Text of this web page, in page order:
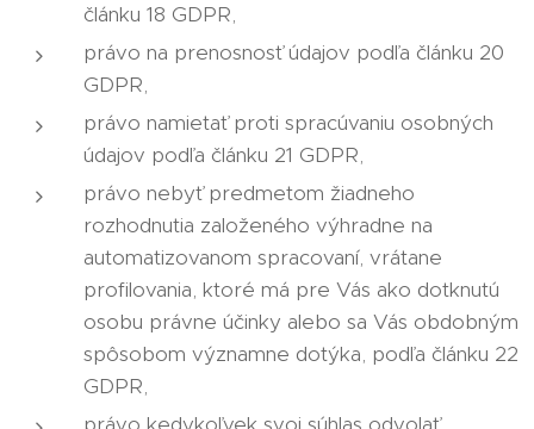
článku 18 GDPR,
právo na prenosnosť údajov podľa článku 20
GDPR,
právo namietať proti spracúvaniu osobných
údajov podľa článku 21 GDPR,
právo nebyť predmetom žiadneho
rozhodnutia založeného výhradne na
automatizovanom spracovaní, vrátane
profilovania, ktoré má pre Vás ako dotknutú
osobu právne účinky alebo sa Vás obdobným
spôsobom významne dotýka, podľa článku 22
GDPR,